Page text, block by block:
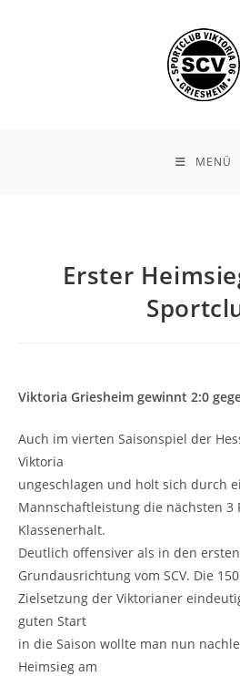
MENÜ
Erster
Viktoria Griesheim gewinnt 2:0
Auch im vierten Saisonspiel der
Viktoria
ungeschlagen und holt sich durch
Mannschaftleistung die nächsten 3
Klassenerhalt.
Deutlich offensiver als in den
Grundausrichtung vom SCV. Die
Zielsetzung der Viktorianer
guten Start
in die Saison wollte man nun
Heimsieg am